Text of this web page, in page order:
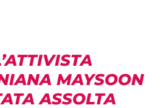
MAYSOON
ASSOLTA